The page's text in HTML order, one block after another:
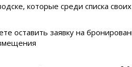
которые среди списка
оставить заявку на